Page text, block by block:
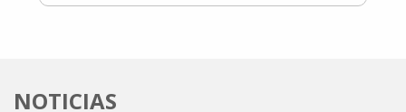
NOTICIAS